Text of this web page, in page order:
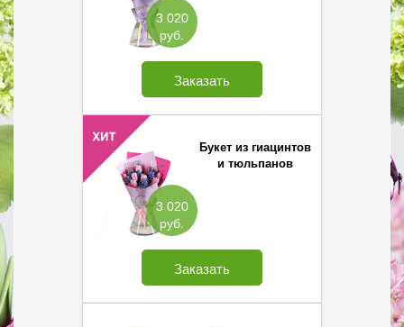
3 020
руб.
Заказать
3 020
руб.
Букет из гиацинтов
и тюльпанов
Заказать